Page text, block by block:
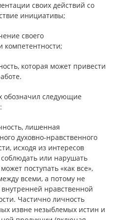
своих действий со
инициативы;
своего
компетентности;
которая может привести
обозначил следующие
лишенная
духовно-нравственного
исходя из интересов
или нарушать
поступать «как все»,
всеми, а потому не
нравственной
Частично личность
извне незыблемых истин и